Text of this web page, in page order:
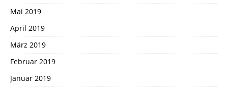
Mai 2019
April 2019
März 2019
Februar 2019
Januar 2019